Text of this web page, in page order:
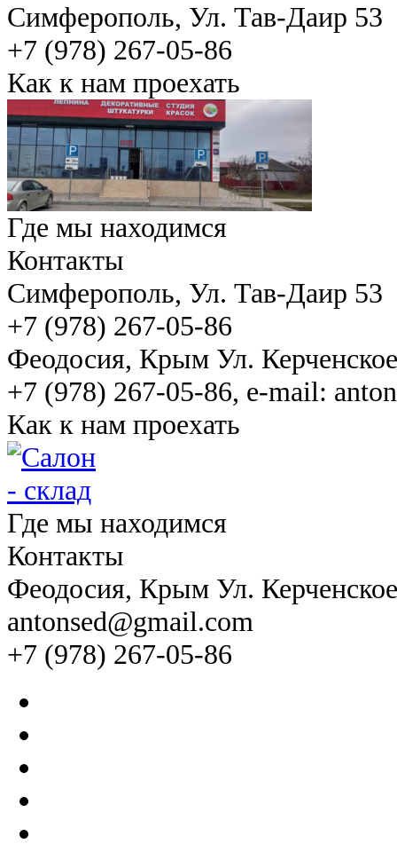
Симферополь, Ул. Тав-Даир 53
+7 (978) 267-05-86
Как к нам проехать
Где мы находимся
Контакты
Симферополь, Ул. Тав-Даир 53
+7 (978) 267-05-86
Феодосия, Крым Ул.
+7 (978) 267-05-86, e-mail:
Как к нам проехать
Где мы находимся
Контакты
Феодосия, Крым Ул.
antonsed@gmail.com
+7 (978) 267-05-86